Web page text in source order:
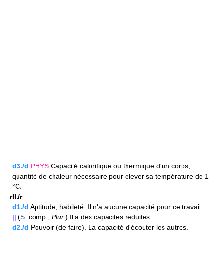
d3./d PHYS Capacité calorifique ou thermique d'un corps,
quantité de chaleur nécessaire pour élever sa température de 1
°C.
rII./r
d1./d Aptitude, habileté. Il n'a aucune capacité pour ce travail.
|| (S . comp., Plur.) Il a des capacités réduites.
d2./d Pouvoir (de faire). La capacité d'écouter les autres.